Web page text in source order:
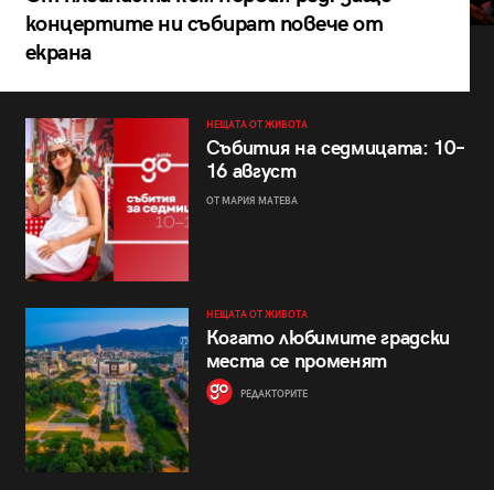
концертите ни събират повече от
екрана
НЕЩАТА ОТ ЖИВОТА
Събития на седмицата: 10–
16 август
ОТ МАРИЯ МАТЕВА
НЕЩАТА ОТ ЖИВОТА
Когато любимите градски
места се променят
РЕДАКТОРИТЕ